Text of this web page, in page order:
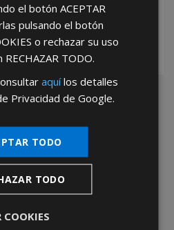
el botónACEPTAR
pulsando el botón
o rechazar su uso
RECHAZAR TODO.
aquílos detalles
Privacidad de Google.
TODO
TODO
COOKIES